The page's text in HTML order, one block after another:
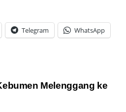
Telegram WhatsApp
Melenggang ke